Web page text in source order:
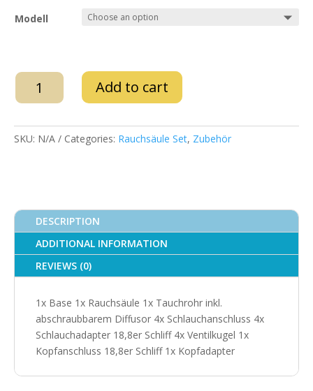
Modell
Rauchsäule
Serie
quantity
Add to cart
SKU: N/A Categories: Rauchsäule Set, Zubehör
DESCRIPTION
ADDITIONAL INFORMATION
REVIEWS (0)
1x Base 1x Rauchsäule 1x Tauchrohr inkl.
abschraubbarem Diffusor 4x Schlauchanschluss 4x
Schlauchadapter 18,8er Schliff 4x Ventilkugel 1x
Kopfanschluss 18,8er Schliff 1x Kopfadapter